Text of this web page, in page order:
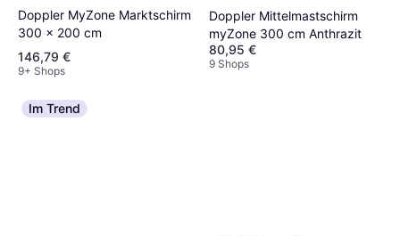
Doppler MyZone Marktschirm
300 x 200 cm
146,79 €
9+ Shops
Doppler Mittelmastschirm
myZone 300 cm Anthrazit
80,95 €
9 Shops
Im Trend